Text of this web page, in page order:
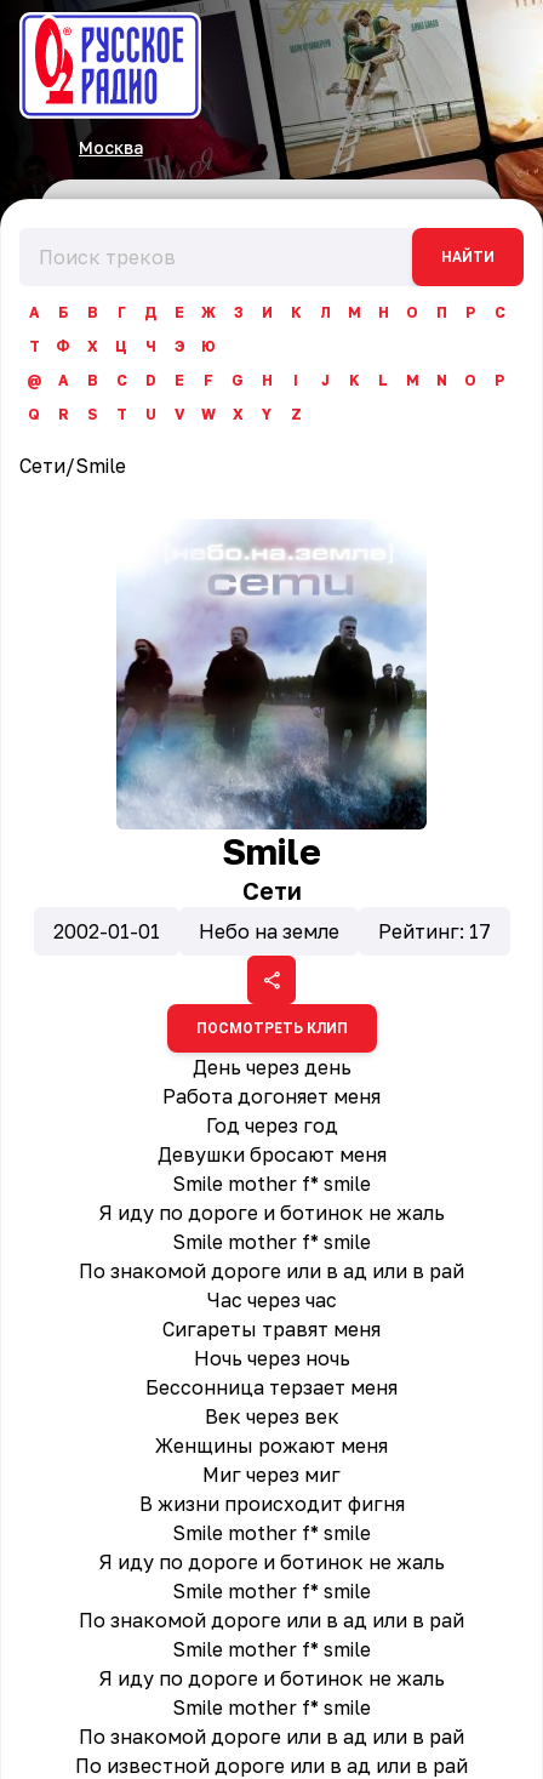
Москва
НАЙТИ
А Б В Г Д Е Ж З И К Л М Н О П Р
С
Т
Ф Х Ц Ч Э
Ю
@
A B C D E F G H I J K L M N O
P
Q
R S T U V W X Y Z
Сети/Smile
Smile
Сети
2002-01-01 Небо на земле Рейтинг: 17
ПОСМОТРЕТЬ КЛИП
День через день
Работа догоняет меня
Год через год
Девушки бросают меня
Smile mother f* smile
Я иду по дороге и ботинок не жаль
Smile mother f* smile
По знакомой дороге или в ад или в рай
Час через час
Сигареты травят меня
Ночь через ночь
Бессонница терзает меня
Век через век
Женщины рожают меня
Миг через миг
В жизни происходит фигня
Smile mother f* smile
Я иду по дороге и ботинок не жаль
Smile mother f* smile
По знакомой дороге или в ад или в рай
Smile mother f* smile
Я иду по дороге и ботинок не жаль
Smile mother f* smile
По знакомой дороге или в ад или в рай
По известной дороге или в ад или в рай